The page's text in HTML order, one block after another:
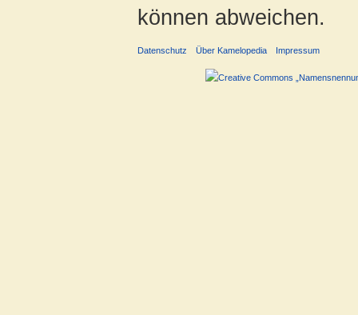
können abweichen.
Datenschutz Über Kamelopedia Impressum